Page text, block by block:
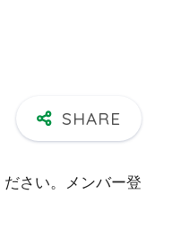
さい。メンバー登